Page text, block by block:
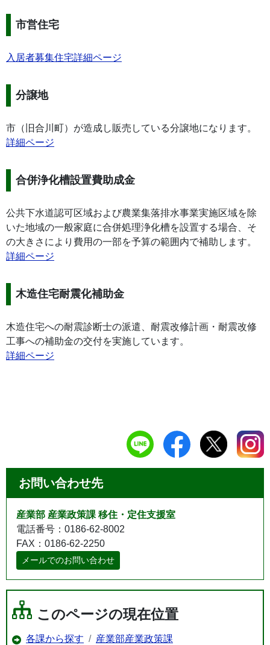
市営住宅
入居者募集住宅詳細ページ
分譲地
市（旧合川町）が造成し販売している分譲地になります。
詳細ページ
合併浄化槽設置費助成金
公共下水道認可区域および農業集落排水事業実施区域を除
いた地域の一般家庭に合併処理浄化槽を設置する場合、そ
の大きさにより費用の一部を予算の範囲内で補助します。
詳細ページ
木造住宅耐震化補助金
木造住宅への耐震診断士の派遣、耐震改修計画・耐震改修
工事への補助金の交付を実施しています。
詳細ページ
お問い合わせ先
産業部 産業政策課 移住・定住支援室
電話番号：0186-62-8002
FAX：0186-62-2250
メールでのお問い合わせ
このページの現在位置
各課から探す 産業部産業政策課